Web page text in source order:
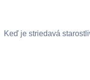
Keď je striedavá